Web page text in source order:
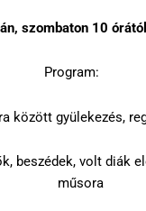
szombaton 10
között gyülekezés,
beszédek, volt diák
műsora